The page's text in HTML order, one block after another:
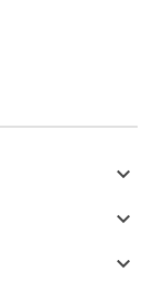


